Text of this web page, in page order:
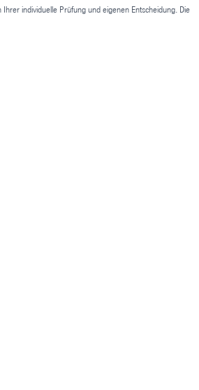
individuelle Prüfung und eigenen Entscheidung. Die